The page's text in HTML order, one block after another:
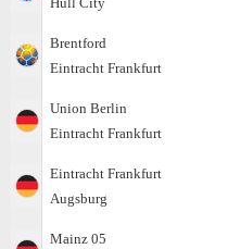
Brentford
Eintracht Frankfurt
Union Berlin
Eintracht Frankfurt
Eintracht Frankfurt
Augsburg
Mainz 05